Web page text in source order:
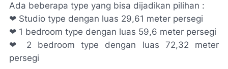
Ada beberapa type yang bisa dijadikan pilihan :
❤ Studio type dengan luas 29,61 meter persegi
❤ 1 bedroom type dengan luas 59,6 meter persegi
❤ 2 bedroom type dengan luas 72,32 meter
persegi